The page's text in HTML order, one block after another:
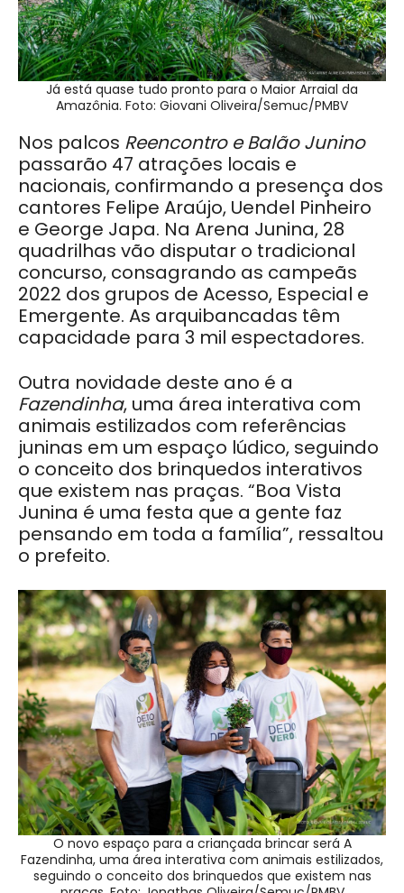
Já está quase tudo pronto para o Maior Arraial da
Amazônia. Foto: Giovani Oliveira/Semuc/PMBV
Nos palcos Reencontro e Balão Junino
passarão 47 atrações locais e
nacionais, confirmando a presença dos
cantores Felipe Araújo, Uendel Pinheiro
e George Japa. Na Arena Junina, 28
quadrilhas vão disputar o tradicional
concurso, consagrando as campeãs
2022 dos grupos de Acesso, Especial e
Emergente. As arquibancadas têm
capacidade para 3 mil espectadores.
Outra novidade deste ano é a
Fazendinha, uma área interativa com
animais estilizados com referências
juninas em um espaço lúdico, seguindo
o conceito dos brinquedos interativos
que existem nas praças. “Boa Vista
Junina é uma festa que a gente faz
pensando em toda a família”, ressaltou
o prefeito.
O novo espaço para a criançada brincar será A
Fazendinha, uma área interativa com animais estilizados,
seguindo o conceito dos brinquedos que existem nas